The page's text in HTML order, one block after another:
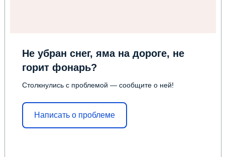
Не убран снег, яма на дороге, не
горит фонарь?
Столкнулись с проблемой — сообщите о ней!
Написать о проблеме